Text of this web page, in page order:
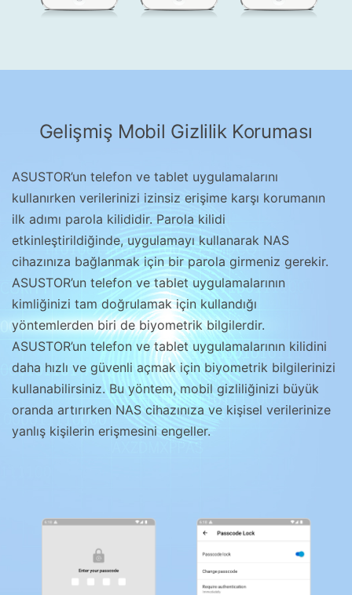
Gelişmiş Mobil Gizlilik Koruması
ASUSTOR’un telefon ve tablet uygulamalarını
kullanırken verilerinizi izinsiz erişime karşı korumanın
ilk adımı parola kilididir. Parola kilidi
etkinleştirildiğinde, uygulamayı kullanarak NAS
cihazınıza bağlanmak için bir parola girmeniz gerekir.
ASUSTOR’un telefon ve tablet uygulamalarının
kimliğinizi tam doğrulamak için kullandığı
yöntemlerden biri de biyometrik bilgilerdir.
ASUSTOR’un telefon ve tablet uygulamalarının kilidini
daha hızlı ve güvenli açmak için biyometrik bilgilerinizi
kullanabilirsiniz. Bu yöntem, mobil gizliliğinizi büyük
oranda artırırken NAS cihazınıza ve kişisel verilerinize
yanlış kişilerin erişmesini engeller.